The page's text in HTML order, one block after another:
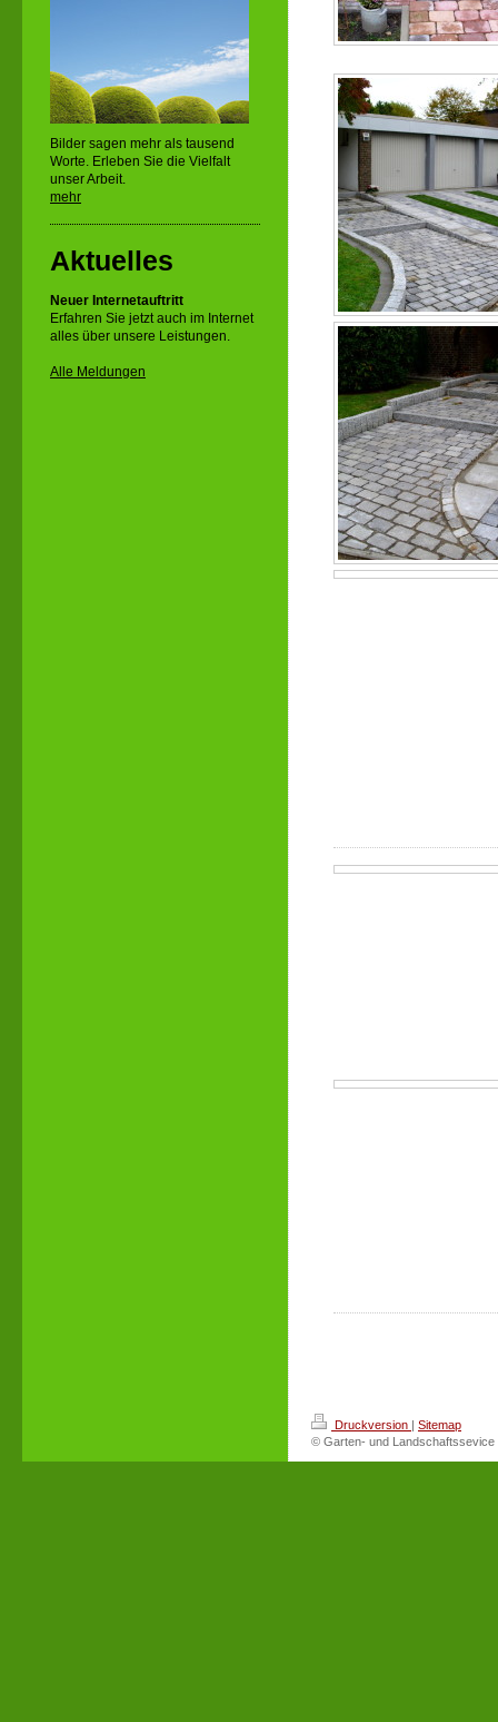
Bilder sagen mehr als tausend
Worte. Erleben Sie die Vielfalt
unser Arbeit.
mehr
Aktuelles
Neuer Internetauftritt
Erfahren Sie jetzt auch im Internet
alles über unsere Leistungen.
Alle Meldungen
Druckversion | Sitemap
© Garten- und Landschaftssevice